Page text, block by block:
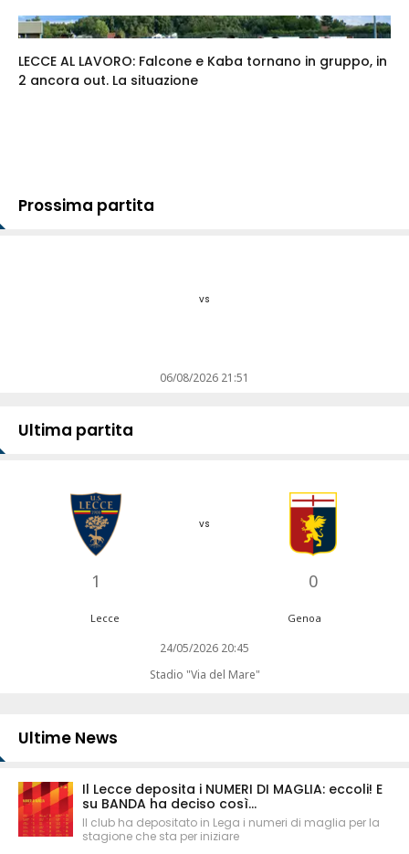
LECCE AL LAVORO: Falcone e Kaba tornano in gruppo, in
2 ancora out. La situazione
Prossima partita
vs
06/08/2026 21:51
Ultima partita
1
vs
0
Lecce Genoa
24/05/2026 20:45
Stadio "Via del Mare"
Ultime News
Il Lecce deposita i NUMERI DI MAGLIA: eccoli! E
su BANDA ha deciso così...
Il club ha depositato in Lega i numeri di maglia per la
stagione che sta per iniziare